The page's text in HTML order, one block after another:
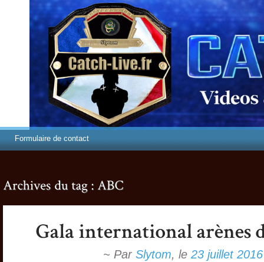
Formulaire de contact
~ Par Slytom, le 23 juillet 2016